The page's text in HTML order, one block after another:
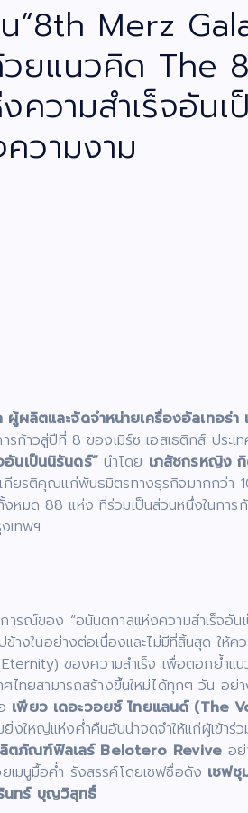
“8th Merz
วยแนวคิด The
วามสำเร็จอัน
วามงาม
ผู้ผลิตและจัดจำหน่ายเครื่องอัลเทอร่
รก้าวสู่ปีที่ 8 ของเมิร์ซ เอสเธติกส์ ประเ
นเป็นนิรันดร์”นำโดย เภสัชกรหญิง
กียรติคุณแก่พันธมิตรทางธุรกิจมากกว่า
มด 88 แห่ง ที่ร่วมเป็นส่วนหนึ่งในการ
เทพฯ
รณ์ของ “อนันตกาลแห่งความสำเร็จอัน
างในอย่างต่อเนื่องและไม่มีที่สิ้นสุด ให้
ของความสำเร็จ เพื่อตอกย้ำแ
ศไทยสามารถสร้างขึ้นใหม่ได้ทุกๆ วัน อ
เพียว เดอะวอยซ์ ไทยแลนด์ (The
ใหญ่แห่งค่ำคืนอันน่าจดจำให้แก่ผู้เข้าร่
ลิตภัณฑ์ฟิลเลร์ Belotero Revive อ
เมนูมื้อค่ำ รังสรรค์โดยเชฟชื่อดัง เชฟ
นทร์ บุญวิสุทธิ์